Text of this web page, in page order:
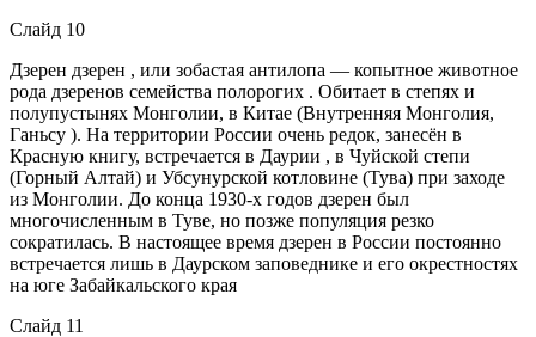
Слайд 10
Дзерен дзерен , или зобастая антилопа — копытное животное
рода дзеренов семейства полорогих . Обитает в степях и
полупустынях Монголии, в Китае (Внутренняя Монголия,
Ганьсу ). На территории России очень редок, занесён в
Красную книгу, встречается в Даурии , в Чуйской степи
(Горный Алтай) и Убсунурской котловине (Тува) при заходе
из Монголии. До конца 1930-х годов дзерен был
многочисленным в Туве, но позже популяция резко
сократилась. В настоящее время дзерен в России постоянно
встречается лишь в Даурском заповеднике и его окрестностях
на юге Забайкальского края
Слайд 11